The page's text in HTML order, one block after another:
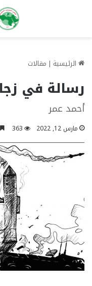
الرئيسية | مقالات
رسالة في
أحمد عمر
مارس 12, 2022 363